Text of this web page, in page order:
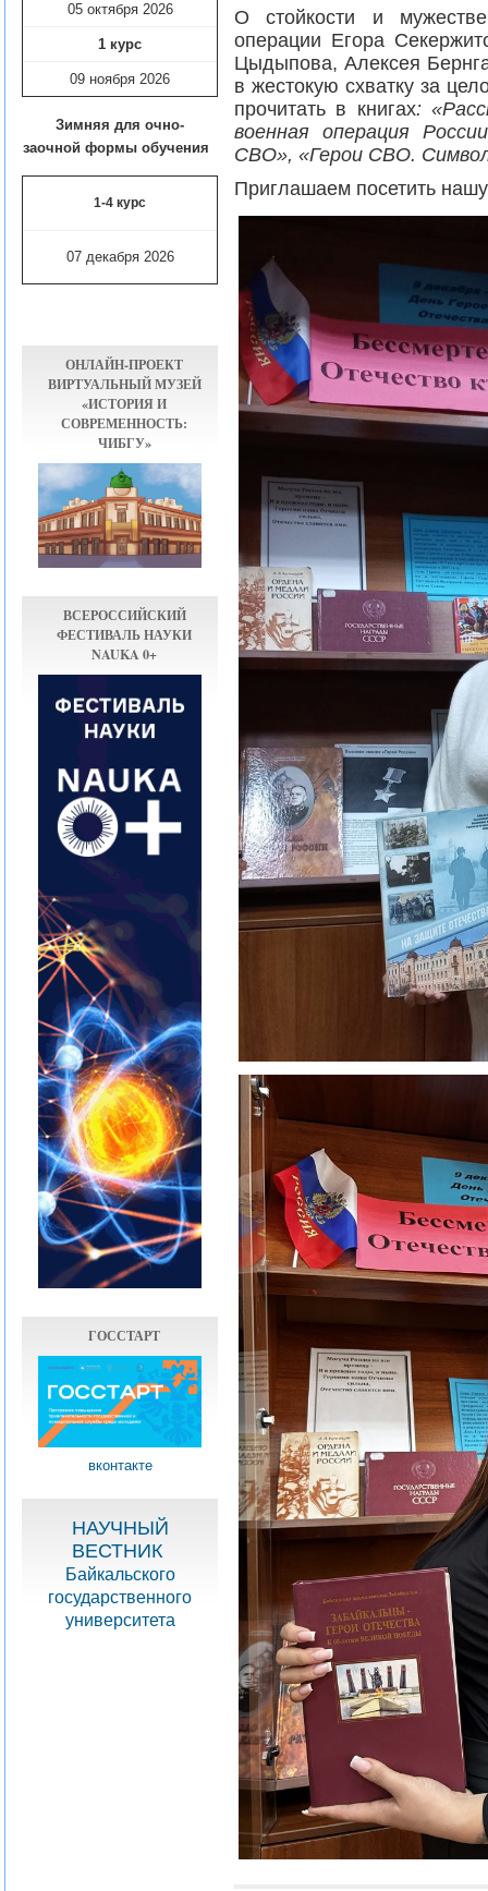
05 октября 2026
1 курс
09 ноября 2026
Зимняя для очно-
заочной формы обучения
1-4 курс
07 декабря 2026
ОНЛАЙН-ПРОЕКТ
ВИРТУАЛЬНЫЙ МУЗЕЙ
«ИСТОРИЯ И
СОВРЕМЕННОСТЬ:
ЧИБГУ»
ВСЕРОССИЙСКИЙ
ФЕСТИВАЛЬ НАУКИ
NAUKA 0+
ГОССТАРТ
вконтакте
НАУЧНЫЙ
ВЕСТНИК
Байкальского
государственного
университета
О стойкости и
операции Егора
Цыдыпова, Алексея
в жестокую схватку за
прочитать в книгах:
военная операция
СВО», «Герои СВО.
Приглашаем посетить